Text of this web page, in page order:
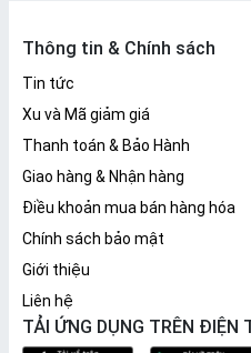
Thông tin & Chính sách
Tin tức
Xu và Mã giảm giá
Thanh toán & Bảo Hành
Giao hàng & Nhận hàng
Điều khoản mua bán hàng hóa
Chính sách bảo mật
Giới thiệu
Liên hệ
TẢI ỨNG DỤNG TRÊN ĐIỆN